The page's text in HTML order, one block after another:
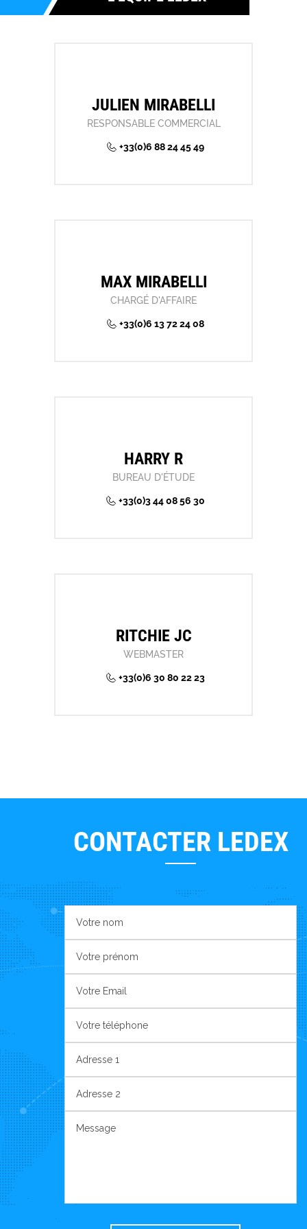
JULIEN MIRABELLI
RESPONSABLE COMMERCIAL
+33(0)6 88 24 45 49
MAX MIRABELLI
CHARGÉ D'AFFAIRE
+33(0)6 13 72 24 08
HARRY R
BUREAU D'ÉTUDE
+33(0)3 44 08 56 30
RITCHIE JC
WEBMASTER
+33(0)6 30 80 22 23
CONTACTER LEDEX